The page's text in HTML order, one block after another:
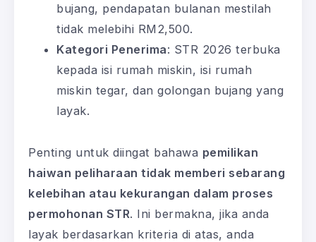
bujang, pendapatan bulanan mestilah
tidak melebihi RM2,500.
Kategori Penerima: STR 2026 terbuka
kepada isi rumah miskin, isi rumah
miskin tegar, dan golongan bujang yang
layak.
Penting untuk diingat bahawa pemilikan
haiwan peliharaan tidak memberi sebarang
kelebihan atau kekurangan dalam proses
permohonan STR. Ini bermakna, jika anda
layak berdasarkan kriteria di atas, anda